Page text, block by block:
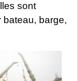
sont
bateau, barge,